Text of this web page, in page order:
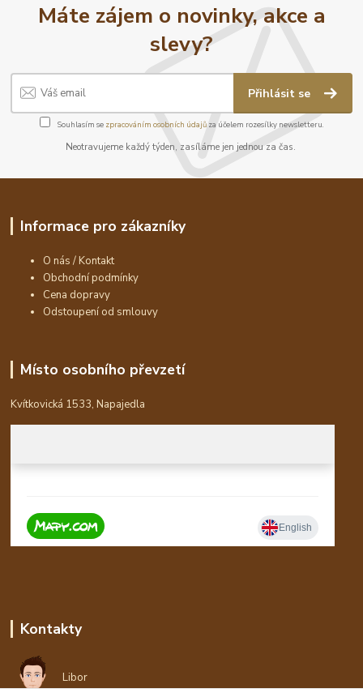
Máte zájem o novinky, akce a
slevy?
Přihlásit se
Souhlasím se zpracováním osobních údajůza účelem rozesílky newsletteru.
Neotravujeme každý týden, zasíláme jen jednou za čas.
Informace pro zákazníky
O nás / Kontakt
Obchodní podmínky
Cena dopravy
Odstoupení od smlouvy
Místo osobního převzetí
Kvítkovická 1533, Napajedla
Kontakty
Libor